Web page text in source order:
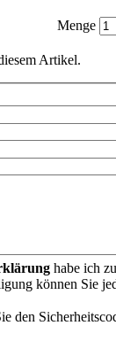
Menge
Artikel.
habe ich
können Sie
den